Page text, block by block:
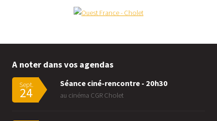
A noter dans vos agendas
Sept.
24
Séance ciné-rencontre - 20h30
au cinéma CGR Cholet